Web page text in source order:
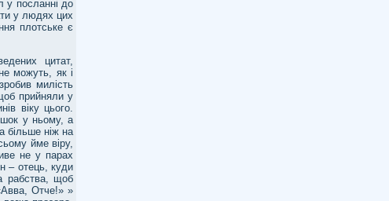
у посланні до
у людях цих
плотське є
цитат,
можуть, як і
милість
прийняли у
віку цього.
у ньому, а
більше ніж на
йме віру,
не у парах
– отець, куди
рабства, щоб
Отче!» »